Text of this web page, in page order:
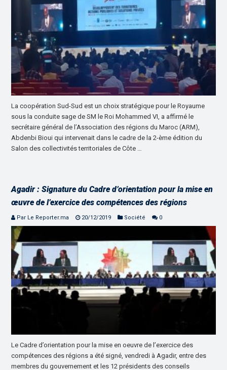
La coopération Sud-Sud est un choix stratégique pour le Royaume
sous la conduite sage de SM le Roi Mohammed VI, a affirmé le
secrétaire général de l’Association des régions du Maroc (ARM),
Abdenbi Bioui qui intervenait dans le cadre de la 2-ème édition du
Salon des collectivités territoriales de Côte …
Agadir : Signature du Cadre d’orientation pour la mise en
œuvre de l’exercice des compétences des régions
Par Le Reporter.ma 20/12/2019 Société 0
Le Cadre d’orientation pour la mise en oeuvre de l’exercice des
compétences des régions a été signé, vendredi à Agadir, entre des
membres du gouvernement et les 12 présidents des conseils